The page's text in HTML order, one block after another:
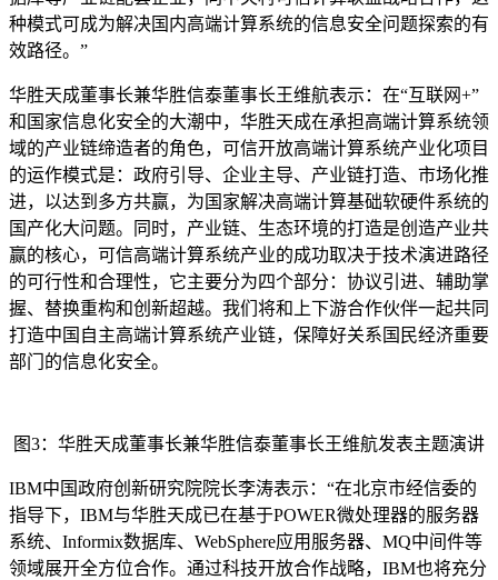
种模式可成为解决国内高端计算系统的信息安全问题探索的有
效路径。”
华胜天成董事长兼华胜信泰董事长王维航表示：在“互联网+”
和国家信息化安全的大潮中，华胜天成在承担高端计算系统领
域的产业链缔造者的角色，可信开放高端计算系统产业化项目
的运作模式是：政府引导、企业主导、产业链打造、市场化推
进，以达到多方共赢，为国家解决高端计算基础软硬件系统的
国产化大问题。同时，产业链、生态环境的打造是创造产业共
赢的核心，可信高端计算系统产业的成功取决于技术演进路径
的可行性和合理性，它主要分为四个部分：协议引进、辅助掌
握、替换重构和创新超越。我们将和上下游合作伙伴一起共同
打造中国自主高端计算系统产业链，保障好关系国民经济重要
部门的信息化安全。
图3：华胜天成董事长兼华胜信泰董事长王维航发表主题演讲
IBM中国政府创新研究院院长李涛表示：“在北京市经信委的
指导下，IBM与华胜天成已在基于POWER微处理器的服务器
系统、Informix数据库、WebSphere应用服务器、MQ中间件等
领域展开全方位合作。通过科技开放合作战略，IBM也将充分